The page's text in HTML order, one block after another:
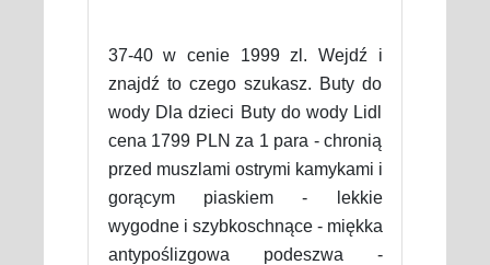
37-40 w cenie 1999 zl. Wejdź i
znajdź to czego szukasz. Buty do
wody Dla dzieci Buty do wody Lidl
cena 1799 PLN za 1 para - chronią
przed muszlami ostrymi kamykami i
gorącym piaskiem - lekkie
wygodne i szybkoschnące - miękka
antypoślizgowa podeszwa -